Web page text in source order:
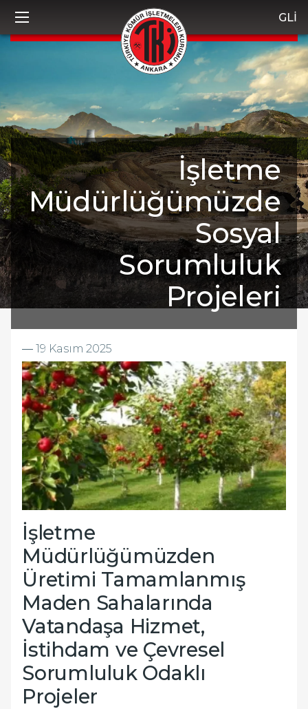
İşletme
Müdürlüğümüzde
Sosyal
Sorumluluk
Projeleri
― 19 Kasım 2025
İşletme
Müdürlüğümüzden
Üretimi Tamamlanmış
Maden Sahalarında
Vatandaşa Hizmet,
İstihdam ve Çevresel
Sorumluluk Odaklı
Projeler
GLİ